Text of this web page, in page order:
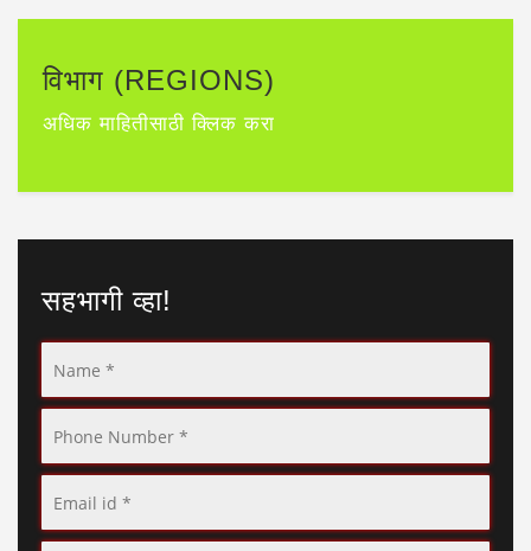
विभाग (REGIONS)
अधिक माहितीसाठी क्लिक करा
सहभागी व्हा!